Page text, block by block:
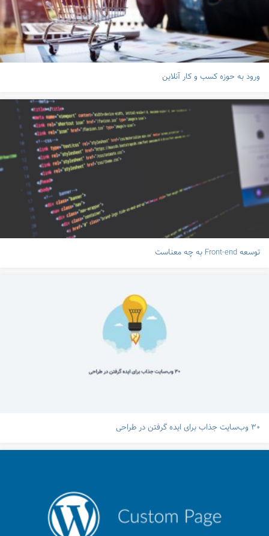
ورود به حوزه کسب و کار آنلاین
توسعه Front-end به چه معناست
۳۰ وب‌سایت جذاب برای ایده گرفتن در طراحی